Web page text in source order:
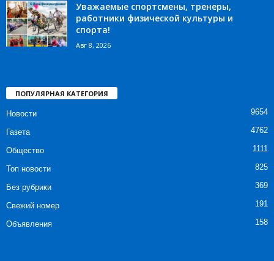
Уважаемые спортсмены, тренеры,
работники физической культуры и
спорта!
Авг 8, 2026
ПОПУЛЯРНАЯ КАТЕГОРИЯ
Новости 9654
Газета 4762
Общество 1111
Топ новости 825
Без рубрики 369
Свежий номер 191
Объявления 158